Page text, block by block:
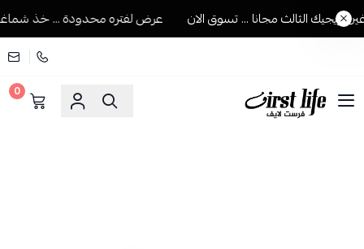
الثالث مجانا ... تسوق الان عرض لفتره محدودة ... خذ
فرست لايف للمستلزمات الرجالية
0